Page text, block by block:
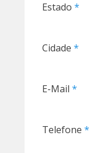
Estado
Cidade
E-Mail
Telefone